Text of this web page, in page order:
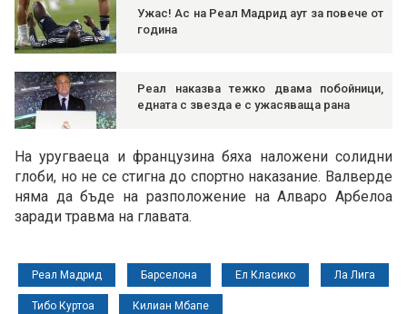
Ужас! Ас на Реал Мадрид аут за повече от
година
Реал наказва тежко двама побойници,
едната с звезда е с ужасяваща рана
На уругваеца и французина бяха наложени солидни
глоби, но не се стигна до спортно наказание. Валверде
няма да бъде на разположение на Алваро Арбелоа
заради травма на главата.
Реал Мадрид Барселона Ел Класико Ла Лига
Тибо Куртоа Килиан Мбапе